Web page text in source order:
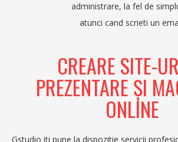
administrare, la fel de
atunci cand scrieti un
CREARE SITE-
PREZENTARE ŞI
ONLINE
Gstudio iti pune la dispozitie servicii